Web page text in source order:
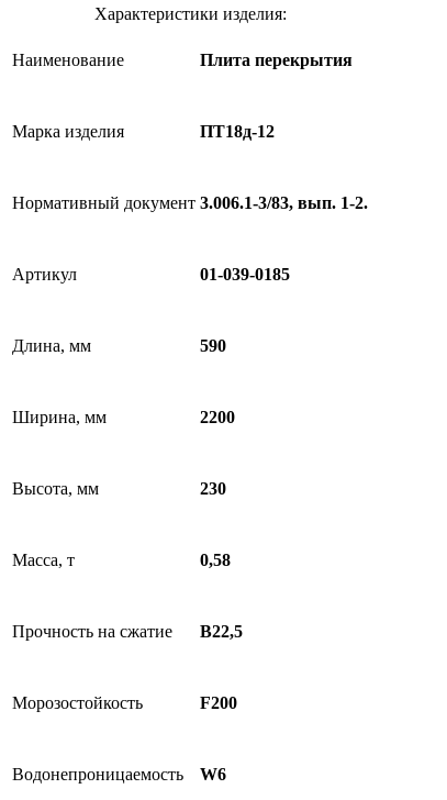
Характеристики изделия:
Наименование Плита перекрытия
Марка изделия ПТ18д-12
Нормативный документ 3.006.1-3/83, вып. 1-2.
Артикул 01-039-0185
Длина, мм 590
Ширина, мм 2200
Высота, мм 230
Масса, т 0,58
Прочность на сжатие В22,5
Морозостойкость F200
Водонепроницаемость W6